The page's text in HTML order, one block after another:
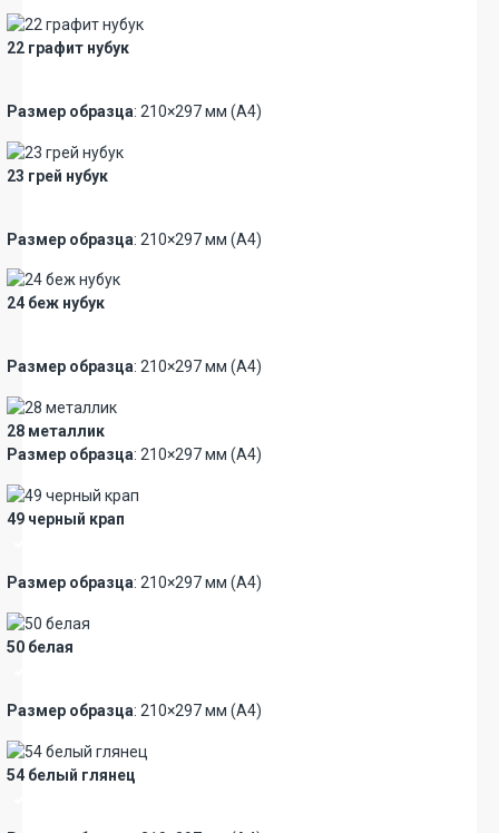
22 графит нубук
Размер образца: 210×297 мм (А4)
23 грей нубук
Размер образца: 210×297 мм (А4)
24 беж нубук
Размер образца: 210×297 мм (А4)
28 металлик
Размер образца: 210×297 мм (А4)
49 черный крап
Размер образца: 210×297 мм (А4)
50 белая
Размер образца: 210×297 мм (А4)
54 белый глянец